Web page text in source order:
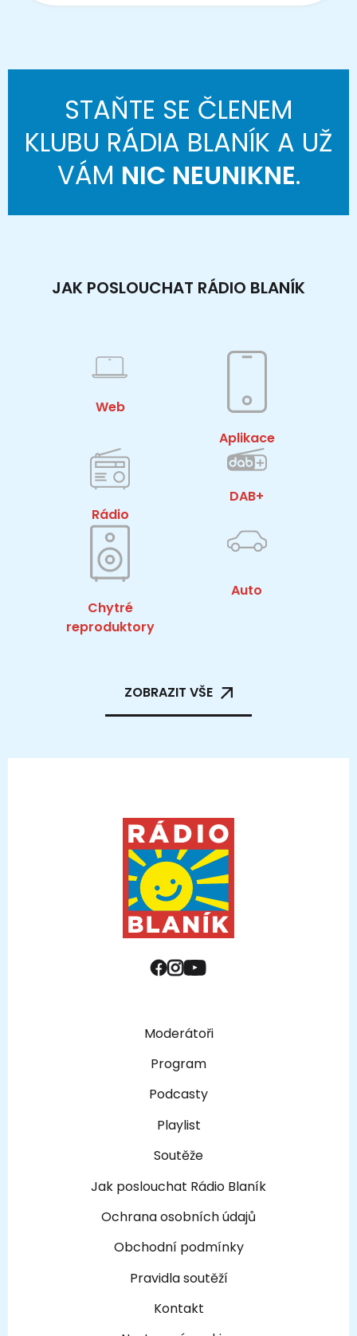
STAŇTE SE ČLENEM
KLUBU RÁDIA BLANÍK A UŽ
VÁM NIC NEUNIKNE.
JAK POSLOUCHAT RÁDIO BLANÍK
Web
Aplikace
Rádio
DAB+
Chytré
reproduktory
Auto
ZOBRAZIT VŠE
Moderátoři
Program
Podcasty
Playlist
Soutěže
Jak poslouchat Rádio Blaník
Ochrana osobních údajů
Obchodní podmínky
Pravidla soutěží
Kontakt